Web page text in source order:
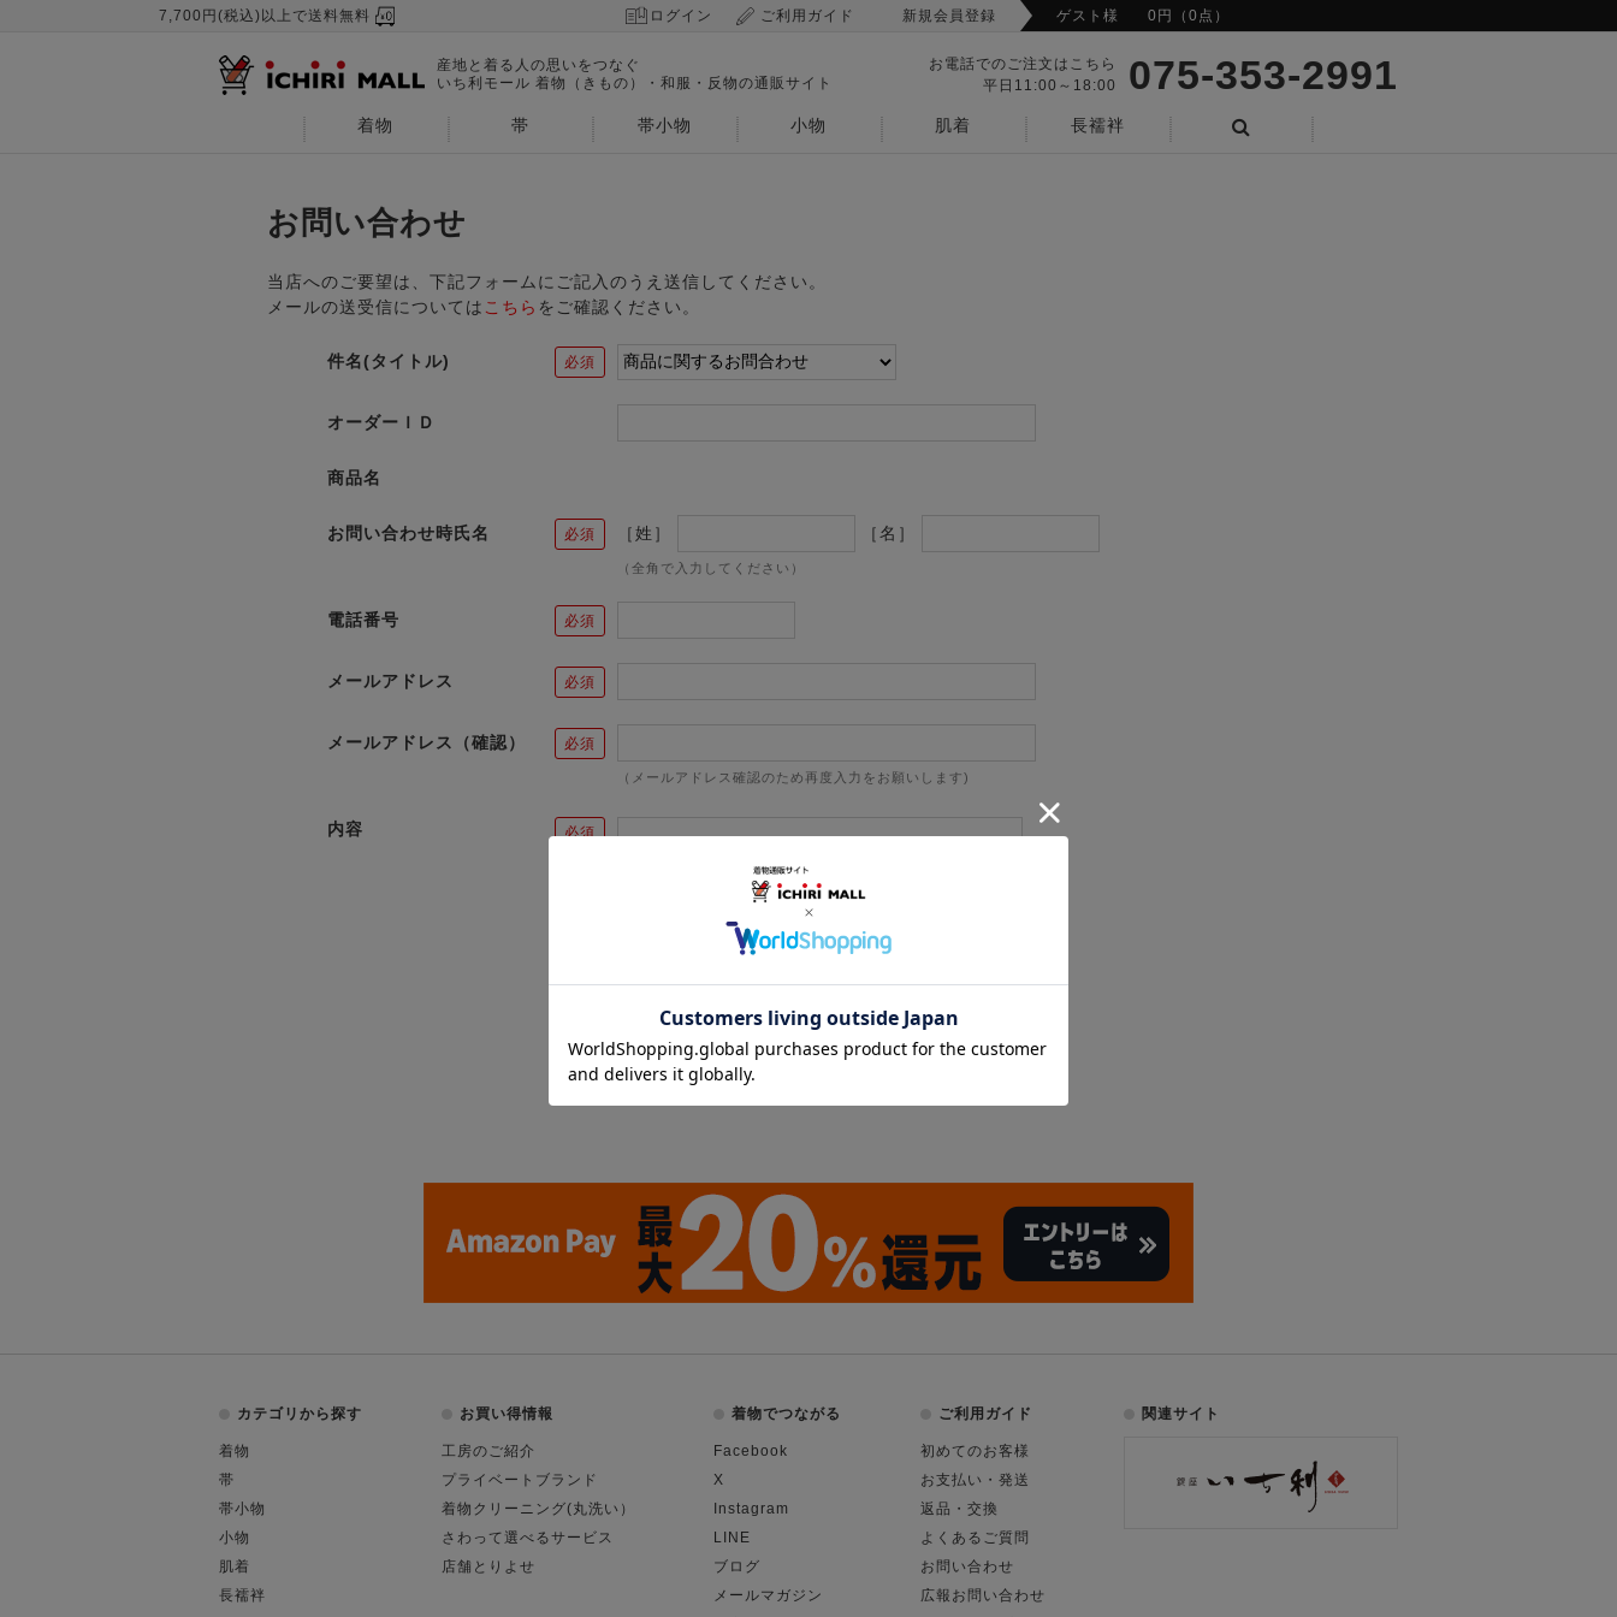
7,700円(税込)以上で送料無料 ログイン ご利用ガイド 新規会員登録 ゲスト様 0円（0点）
産地と着る人の思いをつなぐ
いち利モール 着物（きもの）・和服・反物の通販サイト
お電話でのご注文はこちら
平日11:00～18:00
075-353-2991
着物 帯 帯小物 小物 肌着
長襦袢
お問い合わせ
当店へのご要望は、下記フォームにご記入のうえ送信してください。
メールの送受信については こちら をご確認ください。
件名(タイトル)
オーダーＩＤ
商品名
お問い合わせ時氏名 ［姓］ ［名］
（全角で入力してください）
電話番号
メールアドレス
メールアドレス（確認）
（メールアドレス確認のため再度入力をお願いします)
内容
カテゴリから探す
着物
帯
帯小物
小物
肌着
長襦袢
お買い得情報
工房のご紹介
プライベートブランド
着物クリーニング(丸洗い）
さわって選べるサービス
店舗とりよせ
着物でつながる
Facebook
X
Instagram
LINE
ブログ
メールマガジン
ご利用ガイド
初めてのお客様
お支払い・発送
返品・交換
よくあるご質問
お問い合わせ
広報お問い合わせ
関連サイト